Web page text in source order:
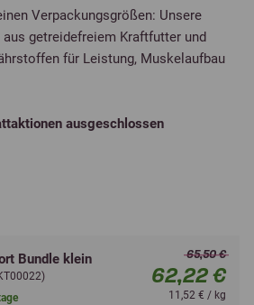
Verpackungsgrößen: Unsere
getreidefreiem Kraftfutter und
für Leistung, Muskelaufbau
ausgeschlossen
Bundle klein 65,50 €
62,22 €
11,52 € / kg